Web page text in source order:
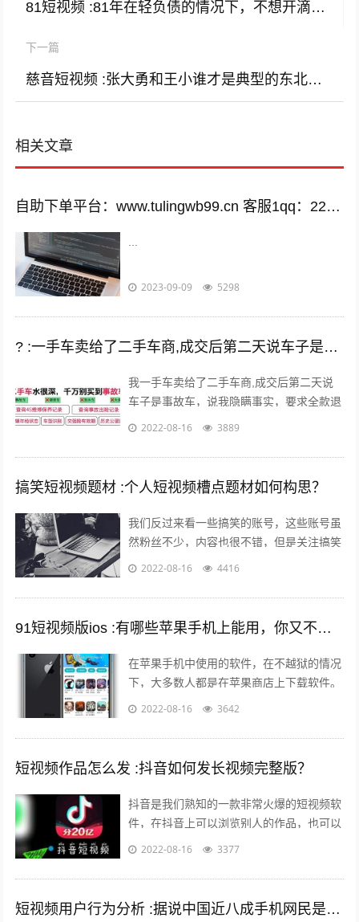
81短视频 :81年在轻负债的情况下，不想开滴滴，还有什么工作可以收入一万左右？
下一篇
慈音短视频 :张大勇和王小谁才是典型的东北人？
相关文章
自助下单平台：www.tulingwb99.cn 客服1qq：2221028208 客服2qq：2221028208
2023-09-09 5298
? :一手车卖给了二手车商,成交后第二天说车子是事故车，说隐瞒事实？
我一手车卖给了二手车商,成交后第二天说
车子是事故车，说我隐瞒事实，要求全款退
车，我该怎么办？ 报警处理。二手车行在
2022-08-16 3889
搞笑短视频题材 :个人短视频槽点题材如何构思？
我们反过来看一些搞笑的账号，这些账号虽
然粉丝不少，内容也很不错，但是关注搞笑
账号的用户，大多数都是为了开心的，所以
2022-08-16 4416
91短视频版ios :有哪些苹果手机上能用，你又不愿意让人知道的好用的app呢？
在苹果手机中使用的软件，在不越狱的情况
下，大多数人都是在苹果商店上下载软件。
但是还有其他的方法可以让你的手机中安装
2022-08-16 3642
短视频作品怎么发 :抖音如何发长视频完整版？
抖音是我们熟知的一款非常火爆的短视频软
件，在抖音上可以浏览别人的作品，也可以
发布自己的作品，那么自己发布作品的时候
2022-08-16 3377
短视频用户行为分析 :据说中国近八成手机网民是短视频用户，侵权问题如何解决？